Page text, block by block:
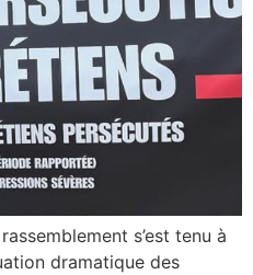
s’est tenu à
dramatique des